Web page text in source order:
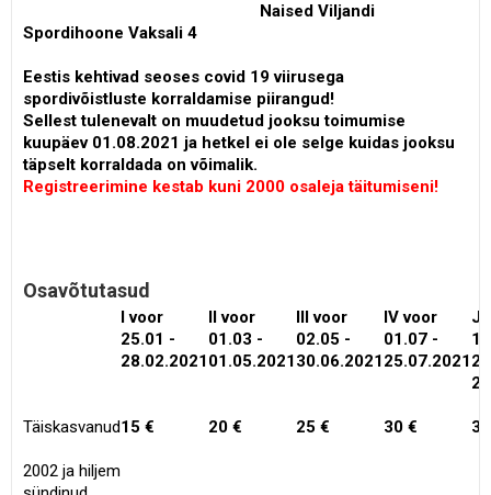
Naised Viljandi
Spordihoone Vaksali 4
Eestis kehtivad seoses covid 19 viirusega
spordivõistluste korraldamise piirangud!
Sellest tulenevalt on muudetud jooksu toimumise
kuupäev 01.08.2021 ja hetkel ei ole selge kuidas jooksu
täpselt korraldada on võimalik.
Registreerimine kestab kuni 2000 osaleja täitumiseni!
Osavõtutasud
I voor
25.01 -
28.02.2021
II voor
01.03 -
01.05.2021
III voor
02.05 -
30.06.2021
IV voor
01.07 -
25.07.2021
1
Täiskasvanud15 € 20 € 25 € 30 €
2002 ja hiljem